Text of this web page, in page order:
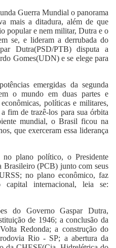
Guerra Mundial o panorama
mais a ditadura, além de que
popular e nem militar, Dutra e o
se, e lideram a derrubada do
Dutra(PSD/PTB) disputa a
Gomes(UDN) e se elege para
emergidas da segunda
o mundo em duas partes e
políticas e militares,
fim de trazê-los para sua órbita
mundial, o Brasil ficou na
que exerceram essa liderança
plano político, o Presidente
Brasileiro (PCB) junto com seus
no plano econômico, faz
internacional, leia se:
do Governo Gaspar Dutra,
de 1946; a conclusão da
Redonda; a construção do
Rio - SP; a abertura da